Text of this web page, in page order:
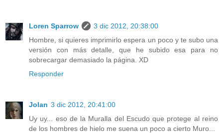
Loren Sparrow
3 dic 2012, 20:38:00
Hombre, si quieres imprimirlo espera un poco y te subo una
versión con más detalle, que he subido esa para no
sobrecargar demasiado la página. XD
Responder
Jolan 3 dic 2012, 20:41:00
Uy uy... eso de la Muralla del Escudo que protege al reino
de los hombres de hielo me suena un poco a cierto Muro...